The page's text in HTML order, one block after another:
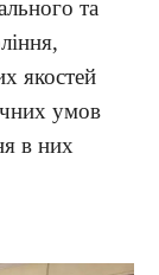
та
якостей
умов
в них